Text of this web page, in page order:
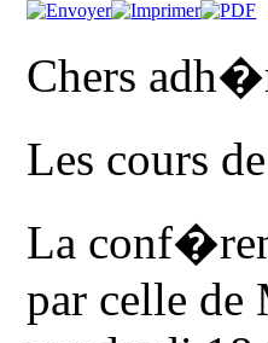
Chers
Les cours
La
par celle de